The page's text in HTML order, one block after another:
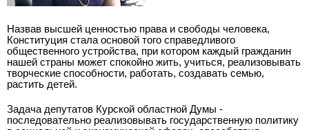
Назвав высшей ценностью права и свободы человека,
Конституция стала основой того справедливого
общественного устройства, при котором каждый гражданин
нашей страны может спокойно жить, учиться, реализовывать
творческие способности, работать, создавать семью,
растить детей.
Задача депутатов Курской областной Думы -
последовательно реализовывать государственную политику